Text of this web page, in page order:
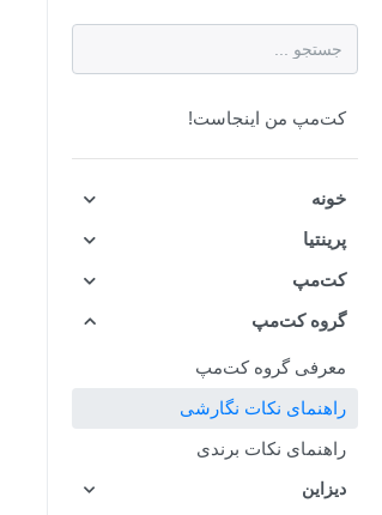
کت‌مپ من اینجاست!
خونه
پرینتیا
کت‌مپ
گروه کت‌مپ
معرفی گروه کت‌مپ
راهنمای نکات نگارشی
راهنمای نکات برندی
دیزاین